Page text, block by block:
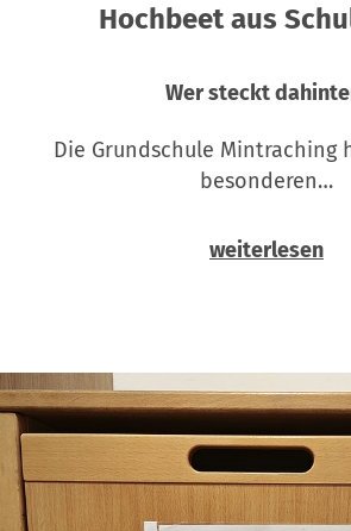
Hochbeet aus
Wer steckt
Die Grundschule Mintraching
besonderen…
weiterlesen